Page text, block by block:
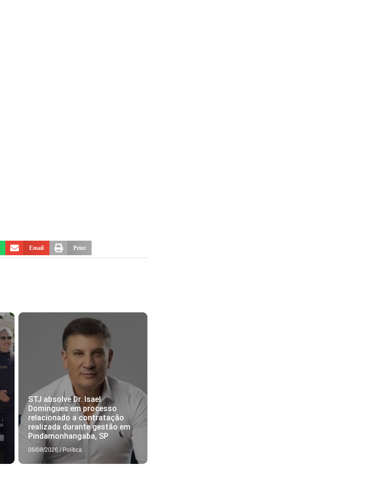
Email Print
STJ absolve Dr. Isael
Domingues em processo
relacionado a contratação
realizada durante gestão em
Pindamonhangaba, SP
06/08/2026 / Política